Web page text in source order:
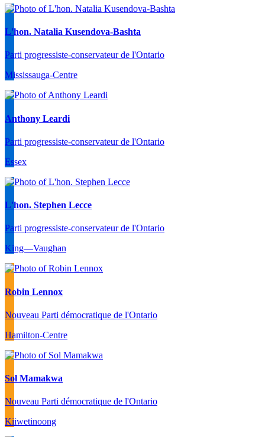
L'hon. Natalia Kusendova-Bashta
Parti progressiste-conservateur de l'Ontario
Mississauga-Centre
Anthony Leardi
Parti progressiste-conservateur de l'Ontario
Essex
L'hon. Stephen Lecce
Parti progressiste-conservateur de l'Ontario
King—Vaughan
Robin Lennox
Nouveau Parti démocratique de l'Ontario
Hamilton-Centre
Sol Mamakwa
Nouveau Parti démocratique de l'Ontario
Kiiwetinoong